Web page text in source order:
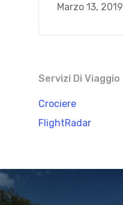
Marzo 13, 2019
Servizi Di Viaggio
Crociere
FlightRadar